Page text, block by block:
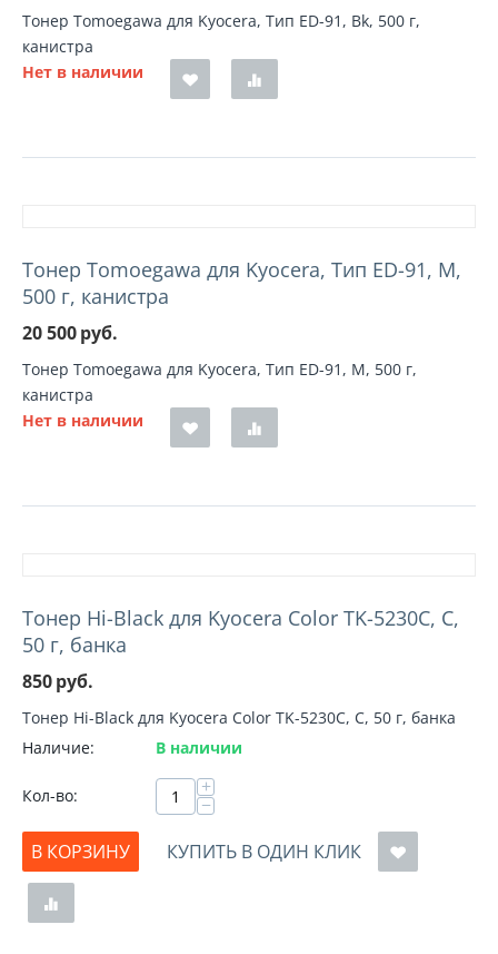
Тонер Tomoegawa для Kyocera, Тип ED-91, Bk, 500 г,
канистра
Нет в наличии
Тонер Tomoegawa для Kyocera, Тип ED-91, M,
500 г, канистра
20 500руб.
Тонер Tomoegawa для Kyocera, Тип ED-91, M, 500 г,
канистра
Нет в наличии
Тонер Hi-Black для Kyocera Color TK-5230C, С,
50 г, банка
850руб.
Тонер Hi-Black для Kyocera Color TK-5230C, С, 50 г, банка
Наличие:
В наличии
Кол-во: +
−
В КОРЗИНУ
КУПИТЬ В ОДИН КЛИК